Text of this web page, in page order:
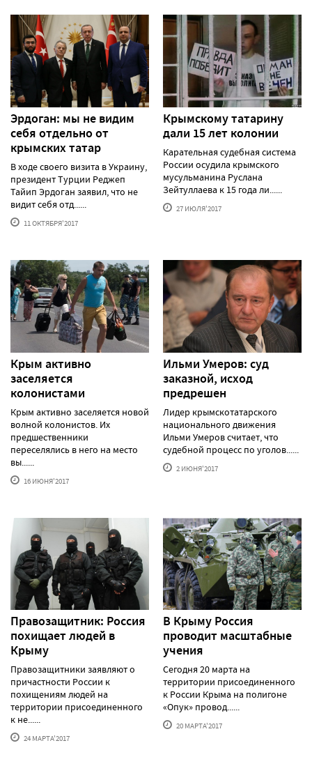
Эрдоган: мы не видим
себя отдельно от
крымских татар
В ходе своего визита в Украину,
президент Турции Реджеп
Тайип Эрдоган заявил, что не
видит себя отд......
11 ОКТЯБРЯ'2017
Крымскому татарину
дали 15 лет колонии
Карательная судебная система
России осудила крымского
мусульманина Руслана
Зейтуллаева к 15 года ли......
27 ИЮЛЯ'2017
Крым активно
заселяется
колонистами
Крым активно заселяется новой
волной колонистов. Их
предшественники
переселялись в него на место
вы......
16 ИЮНЯ'2017
Ильми Умеров: суд
заказной, исход
предрешен
Лидер крымскотатарского
национального движения
Ильми Умеров считает, что
судебной процесс по уголов......
2 ИЮНЯ'2017
Правозащитник: Россия
похищает людей в
Крыму
Правозащитники заявляют о
причастности России к
похищениям людей на
территории присоединенного
к не......
24 МАРТА'2017
В Крыму Россия
проводит масштабные
учения
Сегодня 20 марта на
территории присоединенного
к России Крыма на полигоне
«Опук» провод......
20 МАРТА'2017